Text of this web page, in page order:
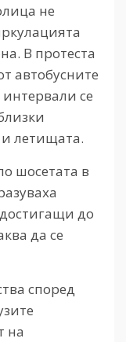
не
В протеста
автобусните
се
и летищата.
шосетата в
до
да се
според
на